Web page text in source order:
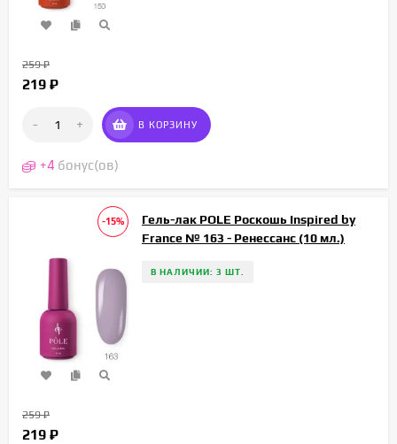
259₽
219 ₽
- + В КОРЗИНУ
+4 бонус(ов)
-15%
Гель-лак POLE Роскошь Inspired by
France № 163 - Ренессанс (10 мл.)
В НАЛИЧИИ: 3 ШТ.
259₽
219 ₽